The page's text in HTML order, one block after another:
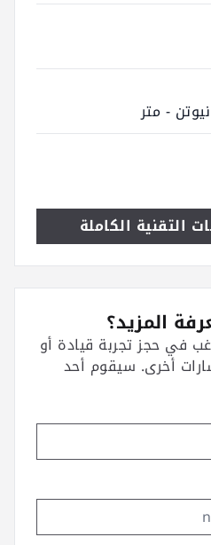
التقنية الكاملة
المزيد؟
في حجز تجربة قيادة أو
أخرى. سيقوم أحد